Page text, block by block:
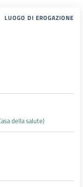
LUOGO DI EROGAZIONE
della salute)